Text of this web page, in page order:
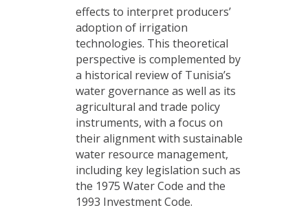
effects to interpret producers’
adoption of irrigation
technologies. This theoretical
perspective is complemented by
a historical review of Tunisia’s
water governance as well as its
agricultural and trade policy
instruments, with a focus on
their alignment with sustainable
water resource management,
including key legislation such as
the 1975 Water Code and the
1993 Investment Code.